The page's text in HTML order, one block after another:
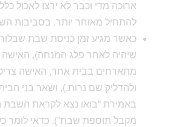
ארוכה מדי וכבר לא ירצו לאכול
להתחיל מאוחר יותר, בסביבות השעה
כאשר מגיע זמן כניסת שבת
שיהיה לאחר פלג המנחה), האישה
מתארחים בבית אחר, האישה
ולהדליק שם נרות.), ושאר בני
באמירת “בואו נצא לקראת השבת
מקבל תוספת שבת”). כדאי לומר